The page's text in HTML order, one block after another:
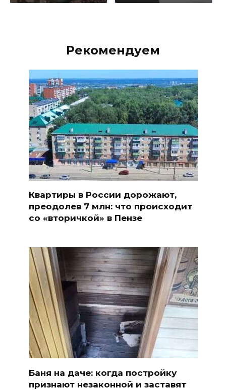
Рекомендуем
Квартиры в России дорожают,
преодолев 7 млн: что происходит
со «вторичкой» в Пензе
Баня на даче: когда постройку
признают незаконной и заставят